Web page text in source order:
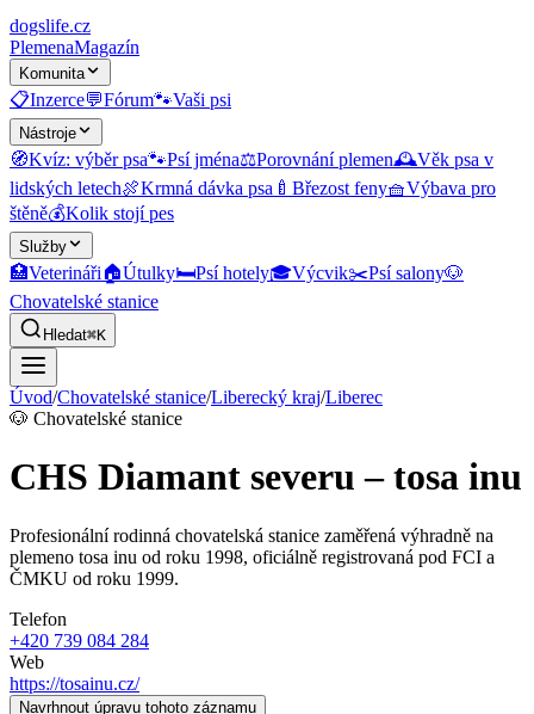
dogslife.cz
PlemenaMagazín
Komunita
📋Inzerce💬Fórum🐾Vaši psi
Nástroje
🧭Kvíz: výběr psa🐾Psí jména⚖️Porovnání plemen🕰️Věk psa v
lidských letech🍖Krmná dávka psa 🍼 Březost feny🧺Výbava pro
štěně💰Kolik stojí pes
Služby
🏥Veterináři🏠Útulky🛏️Psí hotely🎓Výcvik✂️Psí salony🐶
Chovatelské stanice
Hledat⌘K
Úvod/Chovatelské stanice/Liberecký kraj/Liberec
🐶 Chovatelské stanice
CHS Diamant severu – tosa inu
Profesionální rodinná chovatelská stanice zaměřená výhradně na
plemeno tosa inu od roku 1998, oficiálně registrovaná pod FCI a
ČMKU od roku 1999.
Telefon
+420 739 084 284
Web
https://tosainu.cz/
Navrhnout úpravu tohoto záznamu